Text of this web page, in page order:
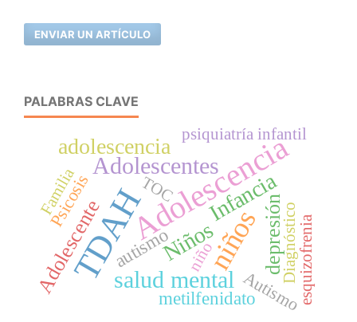
ENVIAR UN ARTÍCULO
PALABRAS CLAVE
TDAHAdolescencia
niños
Adolescentes
salud mental
Infancia
adolescencia
Niños
Adolescente depresión
autismo
metilfenidatoAutismo
Psicosis TOC
Familia
psiquiatría infantil
Diagnóstico
niño esquizofrenia